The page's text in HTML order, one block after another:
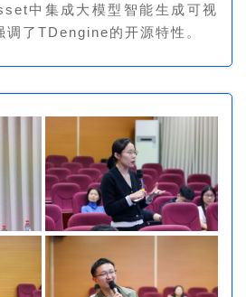
中集成大模型智能生成可视
调了TDengine的开源特性。